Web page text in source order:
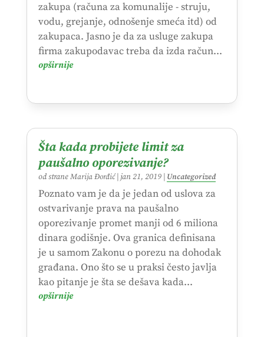
zakupa (računa za komunalije - struju,
vodu, grejanje, odnošenje smeća itd) od
zakupaca. Jasno je da za usluge zakupa
firma zakupodavac treba da izda račun...
opširnije
Šta kada probijete limit za
paušalno oporezivanje?
od straneMarija Đorđić| jan 21, 2019| Uncategorized
Poznato vam je da je jedan od uslova za
ostvarivanje prava na paušalno
oporezivanje promet manji od 6 miliona
dinara godišnje. Ova granica definisana
je u samom Zakonu o porezu na dohodak
građana. Ono što se u praksi često javlja
kao pitanje je šta se dešava kada...
opširnije